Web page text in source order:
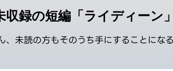
収録の短編「ライディーン」
未読の方もそのうち手にすることにな